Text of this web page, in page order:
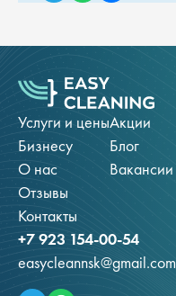
Услуги и цены
Бизнесу
О нас
Отзывы
Контакты
Акции
Блог
Вакансии
+7 923 154-00-54
easycleannsk@gmail.com